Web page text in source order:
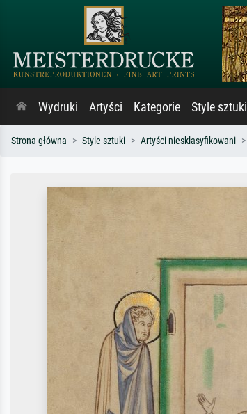
Wydruki Artyści Kategorie Style sztuki
Strona główna Style sztuki Artyści niesklasyfikowani